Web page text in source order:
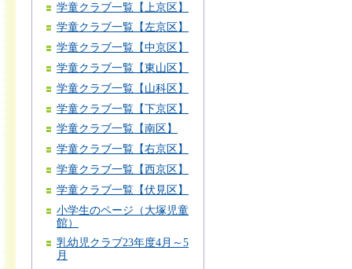
学童クラブ一覧【上京区】
学童クラブ一覧【左京区】
学童クラブ一覧【中京区】
学童クラブ一覧【東山区】
学童クラブ一覧【山科区】
学童クラブ一覧【下京区】
学童クラブ一覧【南区】
学童クラブ一覧【右京区】
学童クラブ一覧【西京区】
学童クラブ一覧【伏見区】
小学生のページ（大塚児童
館）
乳幼児クラブ23年度4月～5
月